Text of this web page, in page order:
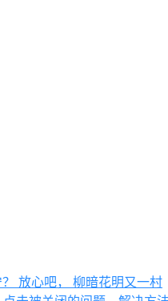
放心吧， 柳暗花明又一村